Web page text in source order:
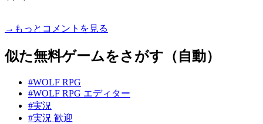
→もっとコメントを見る
似た無料ゲームをさがす（自動）
#WOLF RPG
#WOLF RPG エディター
#実況
#実況 歓迎